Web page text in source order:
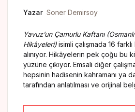
Yazar Soner Demirsoy
Yavuz’un Çamurlu Kaftanı
Hikâyeleri) isimli çalışmada 16
alınıyor. Hikâyelerin pek çoğu bu
yüzüne çıkıyor. Emsali diğer
hepsinin hadisenin kahramanı ya
tarafından anlatılması ve orijinal